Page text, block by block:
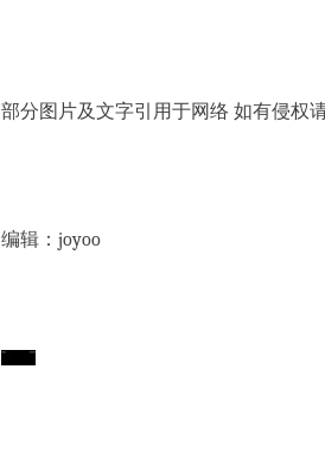
部分图片及文字引用于网络 如有侵权
编辑：joyoo